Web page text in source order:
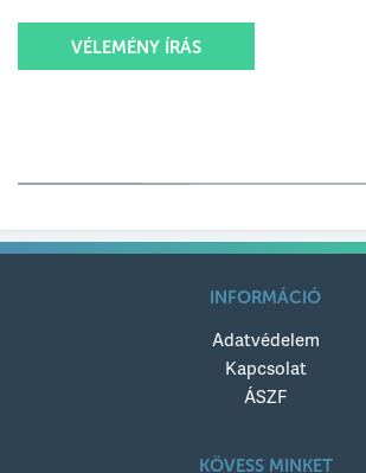
VÉLEMÉNY ÍRÁS
Értékelésed címe
INFORMÁCIÓ
Adatvédelem
Kapcsolat
ÁSZF
KÖVESS MINKET